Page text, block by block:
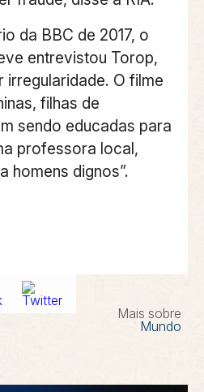
da BBC de 2017, o
entrevistou Torop,
irregularidade. O filme
filhas de
sendo educadas para
professora local,
homens dignos”.
Mais sobre
Mundo